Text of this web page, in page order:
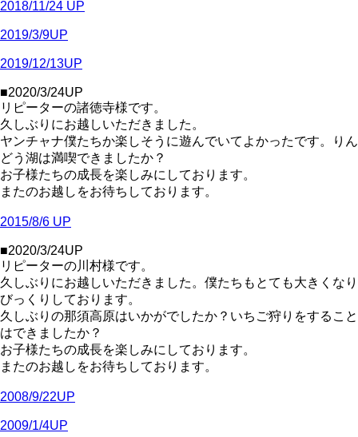
2018/11/24 UP
2019/3/9UP
2019/12/13UP
■2020/3/24UP
リピーターの諸徳寺様です。
久しぶりにお越しいただきました。
ヤンチャナ僕たちか楽しそうに遊んでいてよかったです。りん
どう湖は満喫できましたか？
お子様たちの成長を楽しみにしております。
またのお越しをお待ちしております。
2015/8/6 UP
■2020/3/24UP
リピーターの川村様です。
久しぶりにお越しいただきました。僕たちもとても大きくなり
びっくりしております。
久しぶりの那須高原はいかがでしたか？いちご狩りをすること
はできましたか？
お子様たちの成長を楽しみにしております。
またのお越しをお待ちしております。
2008/9/22UP
2009/1/4UP